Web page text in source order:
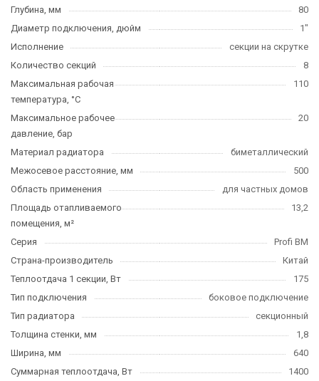
Глубина, мм
80
Диаметр подключения, дюйм
1"
Исполнение
секции на скрутке
Количество секций
8
Максимальная рабочая
температура, °C
110
Максимальное рабочее
давление, бар
20
Материал радиатора
биметаллический
Межосевое расстояние, мм
500
Область применения
для частных домов
Площадь отапливаемого
помещения, м²
13,2
Серия
Profi BM
Страна-производитель
Китай
Теплоотдача 1 секции, Вт
175
Тип подключения
боковое подключение
Тип радиатора
секционный
Толщина стенки, мм
1,8
Ширина, мм
640
Суммарная теплоотдача, Вт
1400